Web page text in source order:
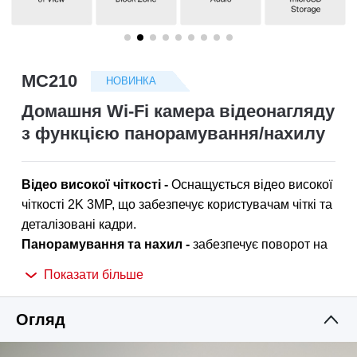
MC210 НОВИНКА
Домашня Wi-Fi камера відеонагляду
з функцією панорамування/нахилу
Відео високої чіткості - Оснащується відео високої
чіткості 2K 3MP, що забезпечує користувачам чіткі та
деталізовані кадри.
Панорамування та нахил -забезпечує поворот на
цілодобово, забезпечуючи, щоб об'єкти залишалися
в полі зору навіть у повній темряві завдяки нічному
Показати більше
Огляд